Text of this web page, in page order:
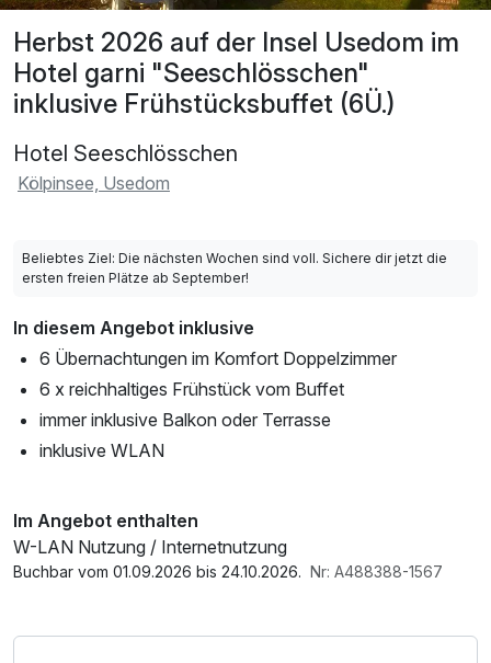
Herbst 2026 auf der Insel Usedom im
Hotel garni "Seeschlösschen"
inklusive Frühstücksbuffet (6Ü.)
Hotel Seeschlösschen
Kölpinsee, Usedom
Beliebtes Ziel: Die nächsten Wochen sind voll. Sichere dir jetzt die
ersten freien Plätze ab September!
In diesem Angebot inklusive
6 Übernachtungen im Komfort Doppelzimmer
6 x reichhaltiges Frühstück vom Buffet
immer inklusive Balkon oder Terrasse
inklusive WLAN
Im Angebot enthalten
W-LAN Nutzung / Internetnutzung
Buchbar vom 01.09.2026 bis 24.10.2026. Nr: A488388-1567